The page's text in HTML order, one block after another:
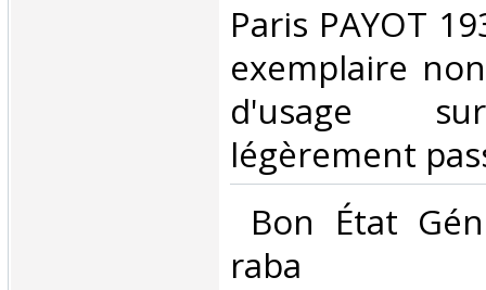
‎Paris PAYOT
exemplaire
d'usage
légèrement
Bon État
raba‎